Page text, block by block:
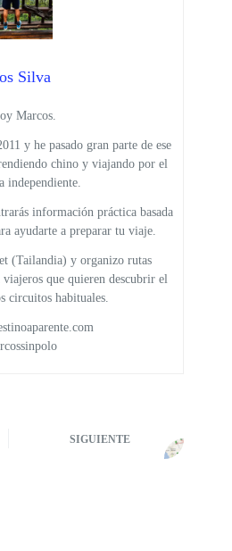
Silva
Marcos.
y he pasado gran parte de ese
chino y viajando por el
independiente.
información práctica basada
ayudarte a preparar tu viaje.
(Tailandia) y organizo rutas
que quieren descubrir el
circuitos habituales.
SIGUIENTE